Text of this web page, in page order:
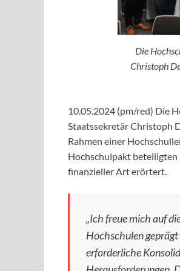
Die
Christoph
10.05.2024 (pm/red) Die
Staatssekretär Christoph
Rahmen einer
Hochschulpakt beteiligten
finanzieller Art erörtert.
„Ich freue mich auf
Hochschulen
erforderliche